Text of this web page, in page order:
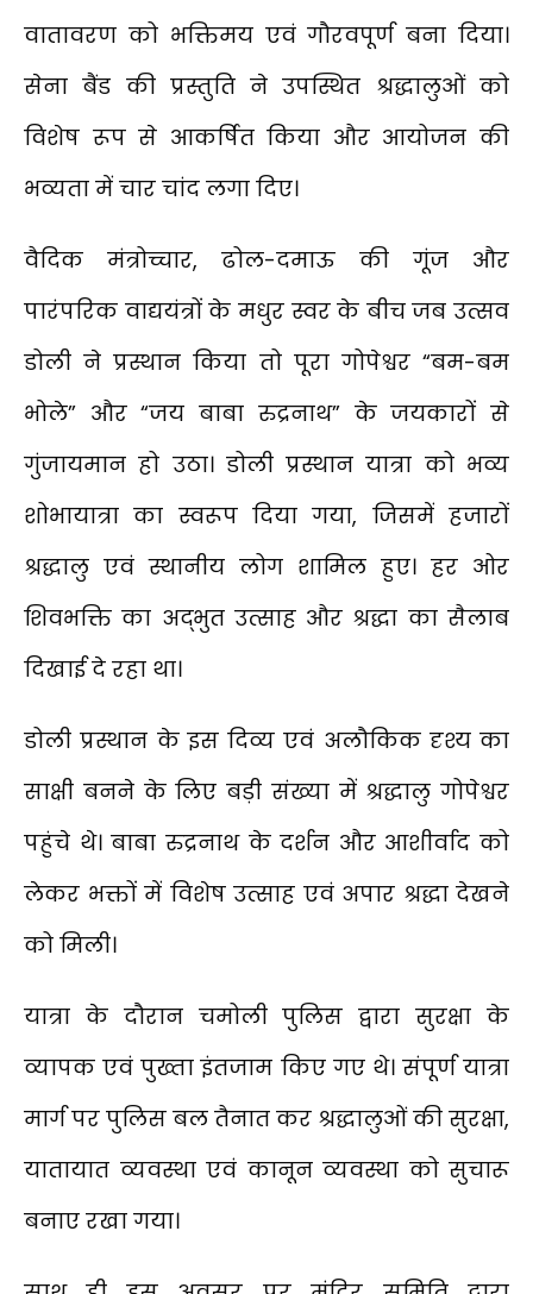
वातावरण को भक्तिमय एवं गौरवपूर्ण बना दिया।
सेना बैंड की प्रस्तुति ने उपस्थित श्रद्धालुओं को
विशेष रूप से आकर्षित किया और आयोजन की
भव्यता में चार चांद लगा दिए।
वैदिक मंत्रोच्चार, ढोल-दमाऊ की गूंज और
पारंपरिक वाद्ययंत्रों के मधुर स्वर के बीच जब उत्सव
डोली ने प्रस्थान किया तो पूरा गोपेश्वर “बम-बम
भोले” और “जय बाबा रुद्रनाथ” के जयकारों से
गुंजायमान हो उठा। डोली प्रस्थान यात्रा को भव्य
शोभायात्रा का स्वरूप दिया गया, जिसमें हजारों
श्रद्धालु एवं स्थानीय लोग शामिल हुए। हर ओर
शिवभक्ति का अद्भुत उत्साह और श्रद्धा का सैलाब
दिखाई दे रहा था।
डोली प्रस्थान के इस दिव्य एवं अलौकिक दृश्य का
साक्षी बनने के लिए बड़ी संख्या में श्रद्धालु गोपेश्वर
पहुंचे थे। बाबा रुद्रनाथ के दर्शन और आशीर्वाद को
लेकर भक्तों में विशेष उत्साह एवं अपार श्रद्धा देखने
को मिली।
यात्रा के दौरान चमोली पुलिस द्वारा सुरक्षा के
व्यापक एवं पुख्ता इंतजाम किए गए थे। संपूर्ण यात्रा
मार्ग पर पुलिस बल तैनात कर श्रद्धालुओं की सुरक्षा,
यातायात व्यवस्था एवं कानून व्यवस्था को सुचारू
बनाए रखा गया।